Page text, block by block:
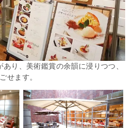
り、 美術鑑賞の余韻に浸りつつ、
せます。